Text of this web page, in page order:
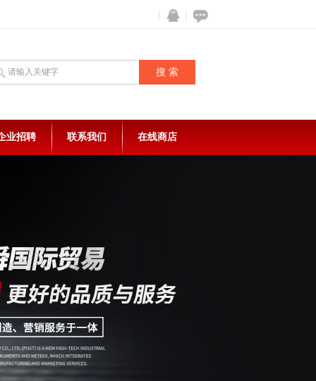
业招聘 联系我们 在线商店